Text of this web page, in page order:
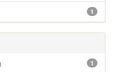
1
1